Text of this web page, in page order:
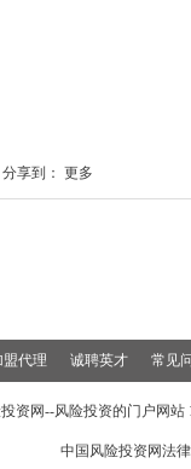
分享到： 更多
盟代理 诚聘英才 常见
资网--风险投资的门户网
中国风险投资网法